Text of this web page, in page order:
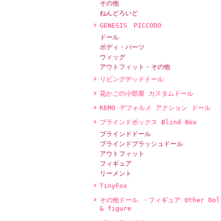
その他
ねんどろいど
GENESIS PICCODO
ドール
ボディ・パーツ
ウィッグ
アウトフィット・その他
リビングデッドドール
花かごの小部屋 カスタムドール
KEMO デフォルメ アクション ドール
ブラインドボックス Blind Box
ブラインドドール
ブラインドプラッシュドール
アウトフィット
フィギュア
リーメント
TinyFox
その他ドール ・フィギュア Other
& figure